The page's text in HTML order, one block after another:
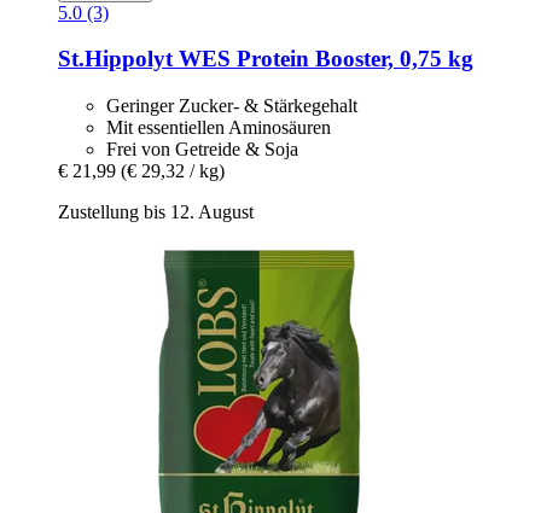
5.0 (3)
St.HippolytWES Protein Booster, 0,75 kg
Geringer Zucker- & Stärkegehalt
Mit essentiellen Aminosäuren
Frei von Getreide & Soja
€ 21,99 (€ 29,32 / kg)
Zustellung bis 12. August